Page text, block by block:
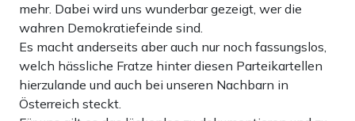
mehr. Dabei wird uns wunderbar gezeigt, wer die
wahren Demokratiefeinde sind.
Es macht anderseits aber auch nur noch fassungslos,
welch hässliche Fratze hinter diesen Parteikartellen
hierzulande und auch bei unseren Nachbarn in
Österreich steckt.